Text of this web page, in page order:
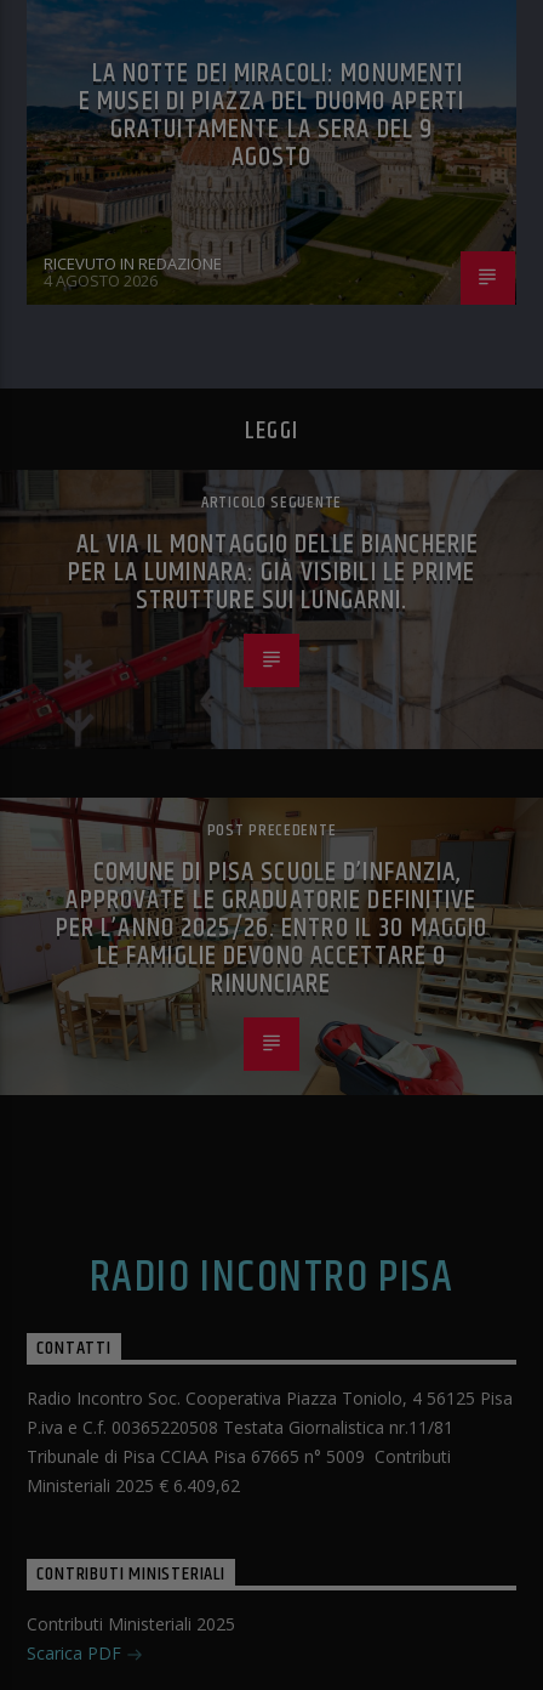
LA NOTTE DEI MIRACOLI: MONUMENTI
E MUSEI DI PIAZZA DEL DUOMO APERTI
GRATUITAMENTE LA SERA DEL 9
AGOSTO
RICEVUTO IN REDAZIONE
4 AGOSTO 2026
LEGGI
ARTICOLO SEGUENTE
AL VIA IL MONTAGGIO DELLE BIANCHERIE
PER LA LUMINARA: GIÀ VISIBILI LE PRIME
STRUTTURE SUI LUNGARNI.
POST PRECEDENTE
COMUNE DI PISA SCUOLE D’INFANZIA,
APPROVATE LE GRADUATORIE DEFINITIVE
PER L’ANNO 2025/26. ENTRO IL 30 MAGGIO
LE FAMIGLIE DEVONO ACCETTARE O
RINUNCIARE
RADIO INCONTRO PISA
CONTATTI
Radio Incontro Soc. Cooperativa Piazza Toniolo, 4 56125 Pisa
P.iva e C.f. 00365220508 Testata Giornalistica nr.11/81
Tribunale di Pisa CCIAA Pisa 67665 n° 5009 Contributi
Ministeriali 2025 € 6.409,62
CONTRIBUTI MINISTERIALI
Contributi Ministeriali 2025
Scarica PDF